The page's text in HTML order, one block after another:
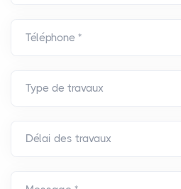
Téléphone *